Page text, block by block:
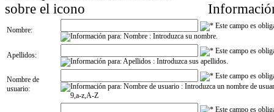
Nombre:
Apellidos:
Nombre de
usuario: